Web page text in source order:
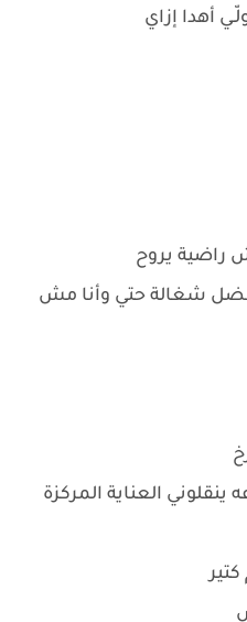
أهدا إزاي
راضية يروح
شغالة حتي وأنا مش
ينقلوني العناية المركزة